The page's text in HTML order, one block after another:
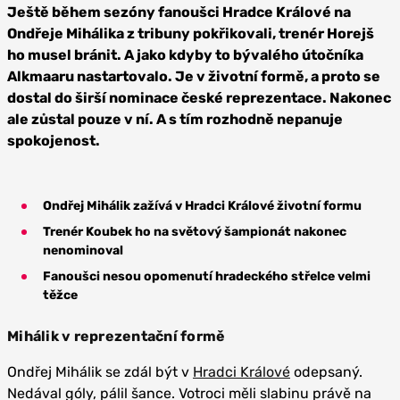
Hradec
Králové
Ještě během sezóny fanoušci Hradce Králové na
Ondřeje Mihálika z tribuny pokřikovali, trenér Horejš
ho musel bránit. A jako kdyby to bývalého útočníka
Alkmaaru nastartovalo. Je v životní formě, a proto se
dostal do širší nominace české reprezentace. Nakonec
ale zůstal pouze v ní. A s tím rozhodně nepanuje
spokojenost.
Ondřej Mihálik zažívá v Hradci Králové životní formu
Trenér Koubek ho na světový šampionát nakonec
nenominoval
Fanoušci nesou opomenutí hradeckého střelce velmi
těžce
Mihálik v reprezentační formě
Ondřej Mihálik se zdál být v Hradci Králové odepsaný.
Nedával góly, pálil šance. Votroci měli slabinu právě na